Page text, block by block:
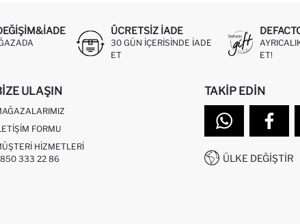
ÜCRETSIZ IADE
30 GÜN IÇERISINDE IADE
ET
ET!
ULAŞIN
FORMU
HIZMETLERI
333 22 86
TAKIP EDIN
ÜLKE DEĞIŞTIR